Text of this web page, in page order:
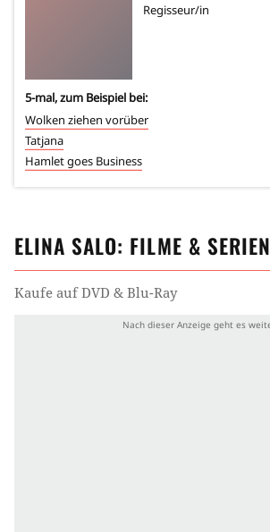
Regisseur/in
5-mal, zum Beispiel bei:
Wolken ziehen vorüber
Tatjana
Hamlet goes Business
ELINA SALO: FILME & SERIEN
Kaufe auf DVD & Blu-Ray